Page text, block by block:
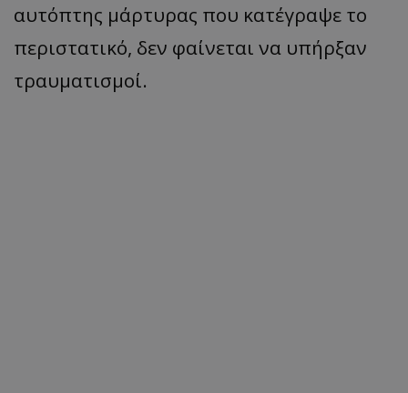
αυτόπτης μάρτυρας που κατέγραψε το
περιστατικό, δεν φαίνεται να υπήρξαν
τραυματισμοί.